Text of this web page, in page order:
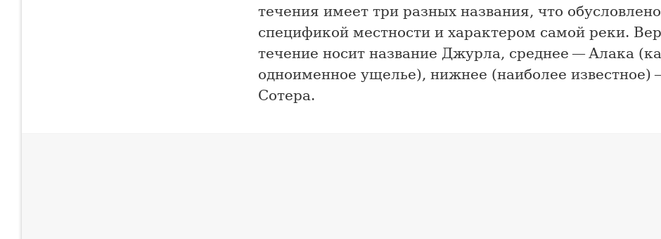
течения имеет три разных названия, что обусловлено
спецификой местности и характером самой реки.
течение носит название Джурла, среднее — Алака
одноименное ущелье), нижнее (наиболее известное)
Сотера.